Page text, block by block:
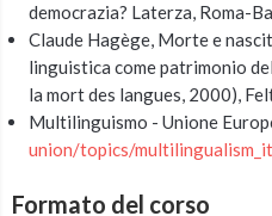
democrazia? Laterza, Roma-
Claude Hagège, Morte e
linguistica come patrimonio
la mort des langues, 2000),
Multilinguismo - Unione
union/topics/
Formato del corso